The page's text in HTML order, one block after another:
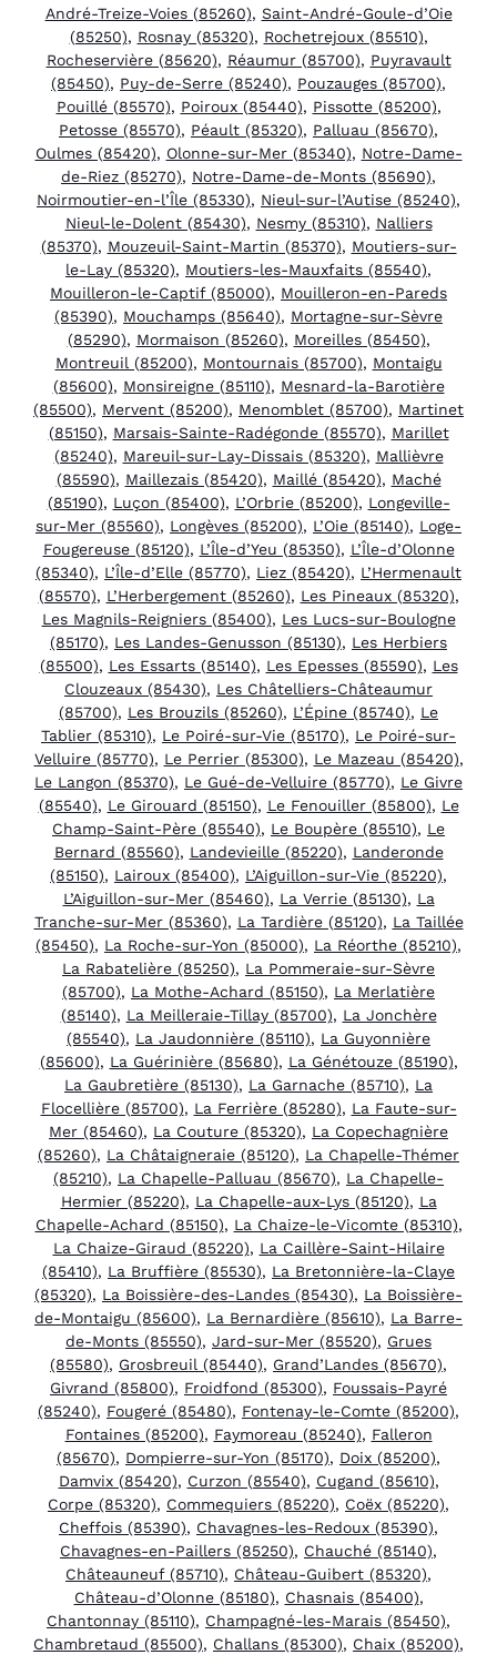
André-Treize-Voies (85260), Saint-André-Goule-d’Oie
(85250), Rosnay (85320), Rochetrejoux (85510),
Rocheservière (85620), Réaumur (85700), Puyravault
(85450), Puy-de-Serre (85240), Pouzauges (85700),
Pouillé (85570), Poiroux (85440), Pissotte (85200),
Petosse (85570), Péault (85320), Palluau (85670),
Oulmes (85420), Olonne-sur-Mer (85340), Notre-Dame-
de-Riez (85270), Notre-Dame-de-Monts (85690),
Noirmoutier-en-l’Île (85330), Nieul-sur-l’Autise (85240),
Nieul-le-Dolent (85430), Nesmy (85310), Nalliers
(85370), Mouzeuil-Saint-Martin (85370), Moutiers-sur-
le-Lay (85320), Moutiers-les-Mauxfaits (85540),
Mouilleron-le-Captif (85000), Mouilleron-en-Pareds
(85390), Mouchamps (85640), Mortagne-sur-Sèvre
(85290), Mormaison (85260), Moreilles (85450),
Montreuil (85200), Montournais (85700), Montaigu
(85600), Monsireigne (85110), Mesnard-la-Barotière
(85500), Mervent (85200), Menomblet (85700), Martinet
(85150), Marsais-Sainte-Radégonde (85570), Marillet
(85240), Mareuil-sur-Lay-Dissais (85320), Mallièvre
(85590), Maillezais (85420), Maillé (85420), Maché
(85190), Luçon (85400), L’Orbrie (85200), Longeville-
sur-Mer (85560), Longèves (85200), L’Oie (85140), Loge-
Fougereuse (85120), L’Île-d’Yeu (85350), L’Île-d’Olonne
(85340), L’Île-d’Elle (85770), Liez (85420), L’Hermenault
(85570), L’Herbergement (85260), Les Pineaux (85320),
Les Magnils-Reigniers (85400), Les Lucs-sur-Boulogne
(85170), Les Landes-Genusson (85130), Les Herbiers
(85500), Les Essarts (85140), Les Epesses (85590), Les
Clouzeaux (85430), Les Châtelliers-Châteaumur
(85700), Les Brouzils (85260), L’Épine (85740), Le
Tablier (85310), Le Poiré-sur-Vie (85170), Le Poiré-sur-
Velluire (85770), Le Perrier (85300), Le Mazeau (85420),
Le Langon (85370), Le Gué-de-Velluire (85770), Le Givre
(85540), Le Girouard (85150), Le Fenouiller (85800), Le
Champ-Saint-Père (85540), Le Boupère (85510), Le
Bernard (85560), Landevieille (85220), Landeronde
(85150), Lairoux (85400), L’Aiguillon-sur-Vie (85220),
L’Aiguillon-sur-Mer (85460), La Verrie (85130), La
Tranche-sur-Mer (85360), La Tardière (85120), La Taillée
(85450), La Roche-sur-Yon (85000), La Réorthe (85210),
La Rabatelière (85250), La Pommeraie-sur-Sèvre
(85700), La Mothe-Achard (85150), La Merlatière
(85140), La Meilleraie-Tillay (85700), La Jonchère
(85540), La Jaudonnière (85110), La Guyonnière
(85600), La Guérinière (85680), La Génétouze (85190),
La Gaubretière (85130), La Garnache (85710), La
Flocellière (85700), La Ferrière (85280), La Faute-sur-
Mer (85460), La Couture (85320), La Copechagnière
(85260), La Châtaigneraie (85120), La Chapelle-Thémer
(85210), La Chapelle-Palluau (85670), La Chapelle-
Hermier (85220), La Chapelle-aux-Lys (85120), La
Chapelle-Achard (85150), La Chaize-le-Vicomte (85310),
La Chaize-Giraud (85220), La Caillère-Saint-Hilaire
(85410), La Bruffière (85530), La Bretonnière-la-Claye
(85320), La Boissière-des-Landes (85430), La Boissière-
de-Montaigu (85600), La Bernardière (85610), La Barre-
de-Monts (85550), Jard-sur-Mer (85520), Grues
(85580), Grosbreuil (85440), Grand’Landes (85670),
Givrand (85800), Froidfond (85300), Foussais-Payré
(85240), Fougeré (85480), Fontenay-le-Comte (85200),
Fontaines (85200), Faymoreau (85240), Falleron
(85670), Dompierre-sur-Yon (85170), Doix (85200),
Damvix (85420), Curzon (85540), Cugand (85610),
Corpe (85320), Commequiers (85220), Coëx (85220),
Cheffois (85390), Chavagnes-les-Redoux (85390),
Chavagnes-en-Paillers (85250), Chauché (85140),
Châteauneuf (85710), Château-Guibert (85320),
Château-d’Olonne (85180), Chasnais (85400),
Chantonnay (85110), Champagné-les-Marais (85450),
Chambretaud (85500), Challans (85300), Chaix (85200),